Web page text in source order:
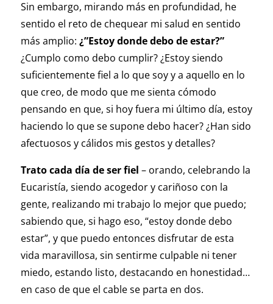
Sin embargo, mirando más en profundidad, he
sentido el reto de chequear mi salud en sentido
más amplio: ¿”Estoy donde debo de estar?”
¿Cumplo como debo cumplir? ¿Estoy siendo
suficientemente fiel a lo que soy y a aquello en lo
que creo, de modo que me sienta cómodo
pensando en que, si hoy fuera mi último día, estoy
haciendo lo que se supone debo hacer? ¿Han sido
afectuosos y cálidos mis gestos y detalles?
Trato cada día de ser fiel – orando, celebrando la
Eucaristía, siendo acogedor y cariñoso con la
gente, realizando mi trabajo lo mejor que puedo;
sabiendo que, si hago eso, “estoy donde debo
estar”, y que puedo entonces disfrutar de esta
vida maravillosa, sin sentirme culpable ni tener
miedo, estando listo, destacando en honestidad…
en caso de que el cable se parta en dos.